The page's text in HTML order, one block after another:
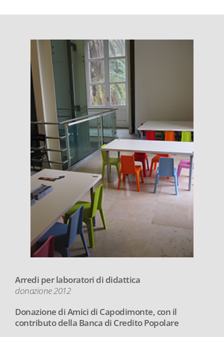
Arredi per laboratori di didattica
donazione 2012
Donazione di Amici di Capodimonte, con il
contributo della Banca di Credito Popolare